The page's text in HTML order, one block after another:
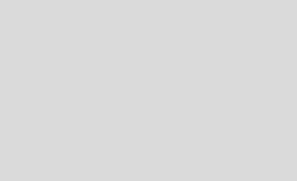
Spezialmuttern Edelstahl